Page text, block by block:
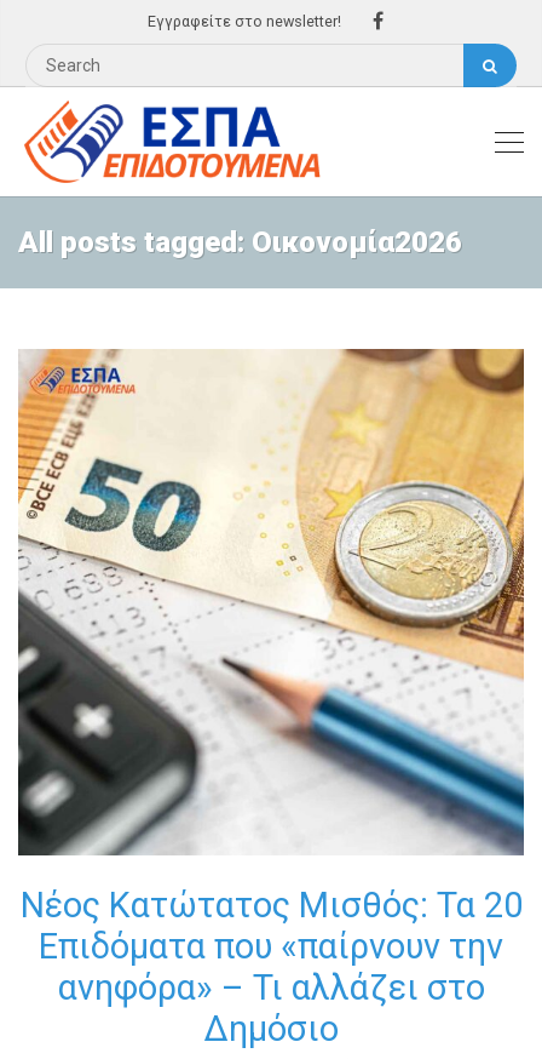
Εγγραφείτε στο newsletter!
All posts tagged: Οικονομία2026
Νέος Κατώτατος Μισθός: Τα 20
Επιδόματα που «παίρνουν την
ανηφόρα» – Τι αλλάζει στο
Δημόσιο